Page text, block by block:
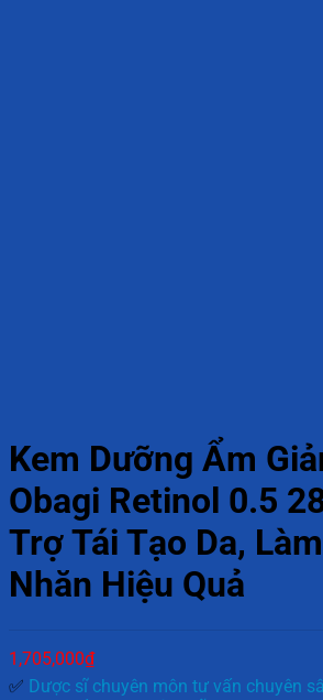
Kem Dưỡng Ẩm
Obagi Retinol 0.5
Trợ Tái Tạo Da,
Nhăn Hiệu Quả
1,705,000₫
✅ Dược sĩ chuyên môn tư vấn chuyên